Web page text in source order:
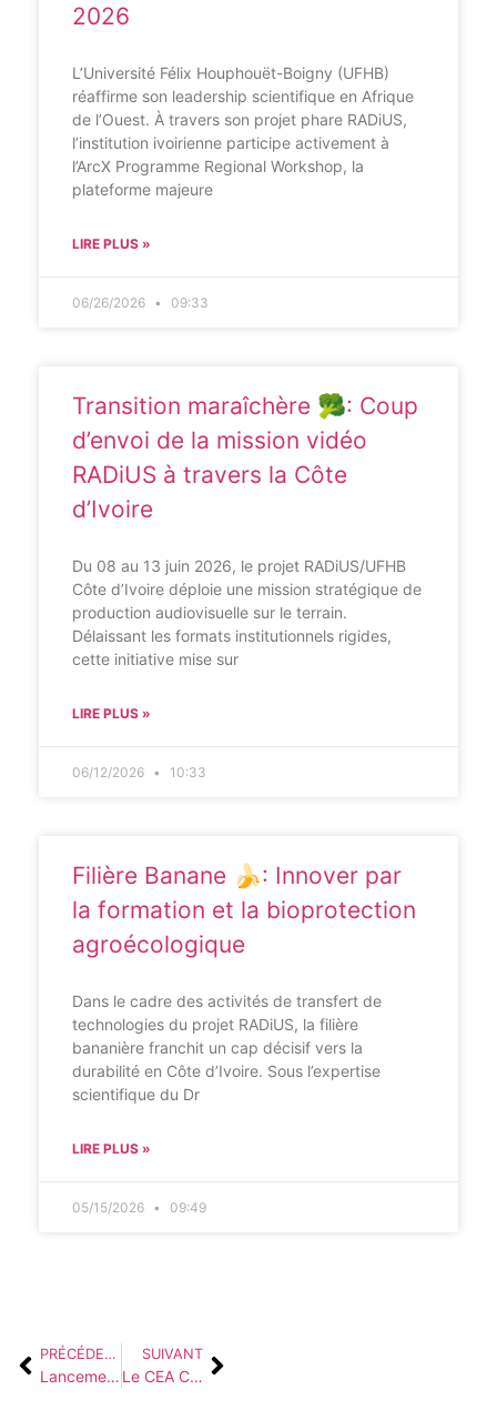
2026
L’Université Félix Houphouët-Boigny (UFHB)
réaffirme son leadership scientifique en Afrique
de l’Ouest. À travers son projet phare RADiUS,
l’institution ivoirienne participe activement à
l’ArcX Programme Regional Workshop, la
plateforme majeure
LIRE PLUS »
06/26/2026 09:33
Transition maraîchère 🥦: Coup
d’envoi de la mission vidéo
RADiUS à travers la Côte
d’Ivoire
Du 08 au 13 juin 2026, le projet RADiUS/UFHB
Côte d’Ivoire déploie une mission stratégique de
production audiovisuelle sur le terrain.
Délaissant les formats institutionnels rigides,
cette initiative mise sur
LIRE PLUS »
06/12/2026 10:33
Filière Banane 🍌: Innover par
la formation et la bioprotection
agroécologique
Dans le cadre des activités de transfert de
technologies du projet RADiUS, la filière
bananière franchit un cap décisif vers la
durabilité en Côte d’Ivoire. Sous l’expertise
scientifique du Dr
LIRE PLUS »
05/15/2026 09:49
PRÉCÉDENT
Lancement du projet : Stratégies Durable de Production et de Conservation du Maïs face au Changement Climatique à tengrela
SUIVANT
Le CEA CCBAD représenté à la Conférence Universitaire sur l’environnement